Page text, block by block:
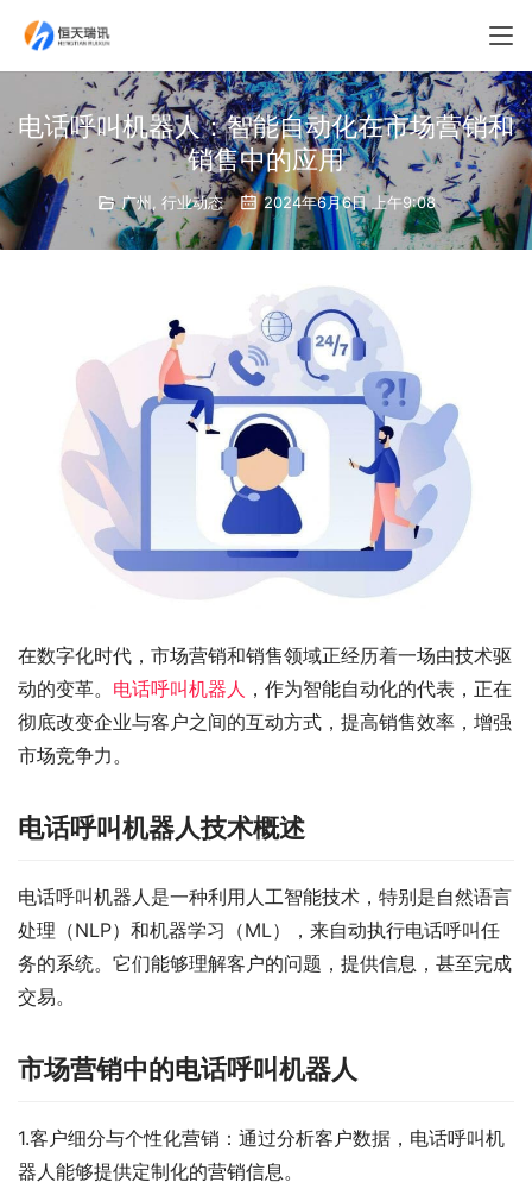
电话呼叫机器人：智能自动化在市场营销和
销售中的应用
广州 行业动态 2024年6月6日 上午9:08
在数字化时代，市场营销和销售领域正经历着一场由技术驱
动的变革。 电话呼叫机器人 ，作为智能自动化的代表，正在
彻底改变企业与客户之间的互动方式，提高销售效率，增强
市场竞争力。
电话呼叫机器人技术概述
电话呼叫机器人是一种利用人工智能技术，特别是自然语言
处理（NLP）和机器学习（ML），来自动执行电话呼叫任
务的系统。它们能够理解客户的问题，提供信息，甚至完成
交易。
市场营销中的电话呼叫机器人
1.客户细分与个性化营销：通过分析客户数据，电话呼叫机
器人能够提供定制化的营销信息。